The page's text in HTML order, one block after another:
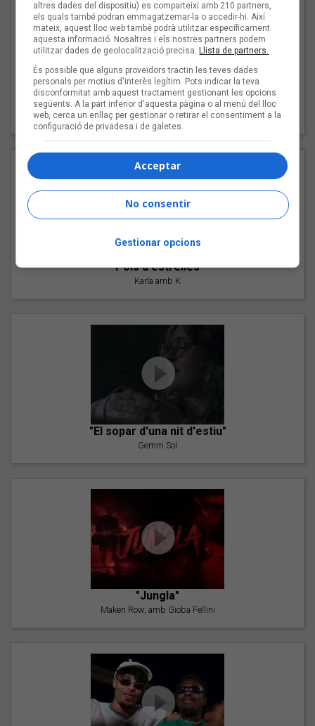
"Les cabres"
94 Rules amb Compte
"Pols d'estrelles"
Karla amb K
"El sopar d'una nit d'estiu"
Gemm Sol
"Jungla"
Maken Row, amb Gioba Fellini
altres dades del dispositiu) es comparteixi amb 210 partners,
els quals també podran emmagatzemar-la o accedir-hi. Així
mateix, aquest lloc web també podrà utilitzar específicament
aquesta informació. Nosaltres i els nostres partners podem
utilitzar dades de geolocalització precisa. Llista de partners.
És possible que alguns proveïdors tractin les teves dades
personals per motius d'interès legítim. Pots indicar la teva
disconformitat amb aquest tractament gestionant les opcions
següents. A la part inferior d'aquesta pàgina o al menú del lloc
web, cerca un enllaç per gestionar o retirar el consentiment a la
configuració de privadesa i de galetes.
Acceptar
No consentir
Gestionar opcions